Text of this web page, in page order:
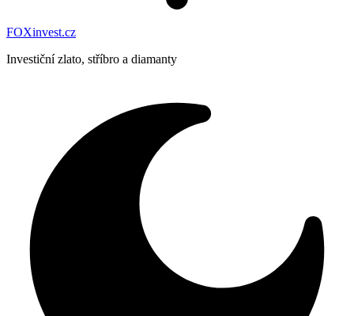
FOXinvest.cz
Investiční zlato, stříbro a diamanty